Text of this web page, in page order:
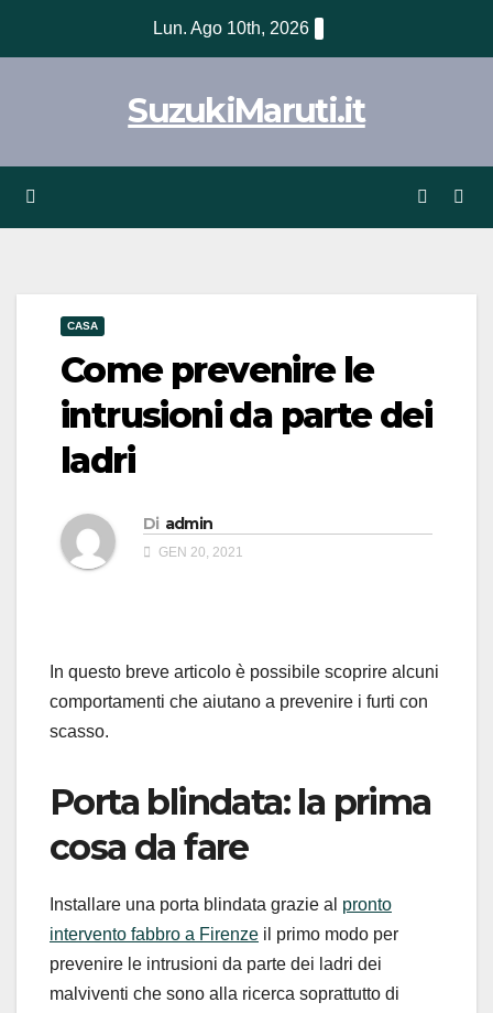
Lun. Ago 10th, 2026
SuzukiMaruti.it
CASA
Come prevenire le
intrusioni da parte dei
ladri
Di admin
GEN 20, 2021
In questo breve articolo è possibile scoprire alcuni
comportamenti che aiutano a prevenire i furti con
scasso.
Porta blindata: la prima
cosa da fare
Installare una porta blindata grazie al pronto
intervento fabbro a Firenze il primo modo per
prevenire le intrusioni da parte dei ladri dei
malviventi che sono alla ricerca soprattutto di